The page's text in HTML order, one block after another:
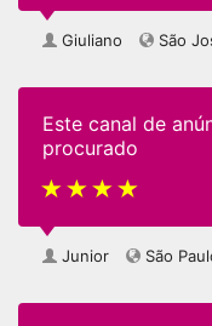
Giuliano São
Este canal de
procurado
Junior São